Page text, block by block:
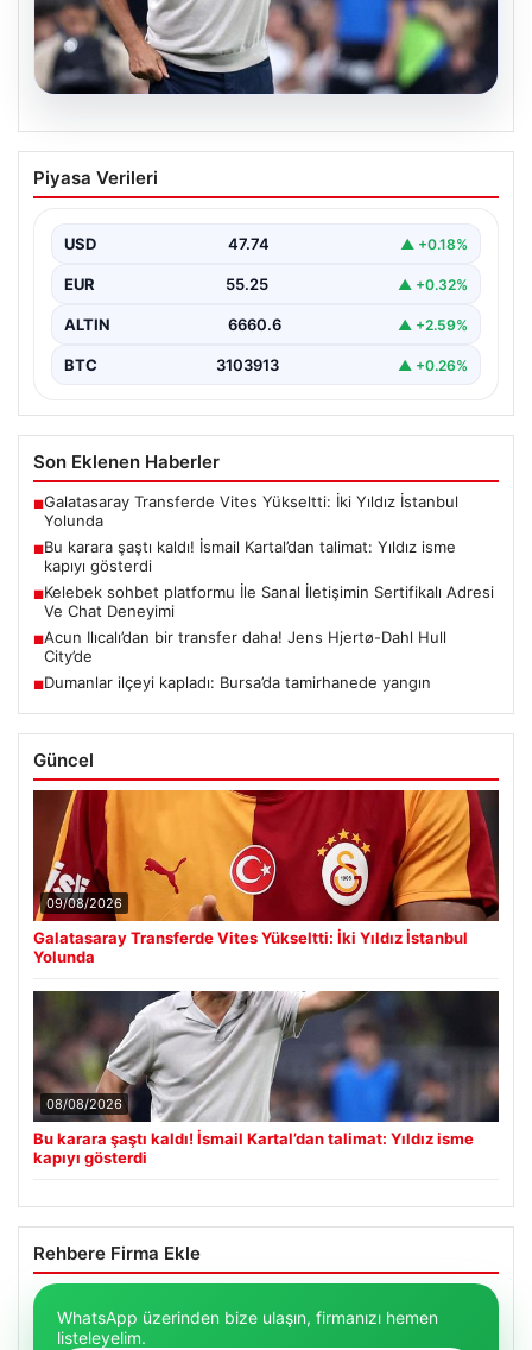
08.08.2026
Bu karara şaştı kaldı! İsmail Kartal’dan
talimat: Yıldız isme kapıyı gösterdi
Kartal'dan Kritik Talimat ve Transfer Hamleleri",
"content": "Fenerbahçe,…
Piyasa Verileri
USD 47.74 ▲ +0.18%
EUR 55.25 ▲ +0.32%
ALTIN 6660.6 ▲ +2.59%
BTC 3103913 ▲ +0.26%
Son Eklenen Haberler
■Galatasaray Transferde Vites Yükseltti: İki Yıldız İstanbul
Yolunda
■Bu karara şaştı kaldı! İsmail Kartal’dan talimat: Yıldız isme
kapıyı gösterdi
■Kelebek sohbet platformu İle Sanal İletişimin Sertifikalı Adresi
Ve Chat Deneyimi
■Acun Ilıcalı’dan bir transfer daha! Jens Hjertø-Dahl Hull
City’de
■Dumanlar ilçeyi kapladı: Bursa’da tamirhanede yangın
Güncel
09/08/2026
Galatasaray Transferde Vites Yükseltti: İki Yıldız İstanbul
Yolunda
08/08/2026
Bu karara şaştı kaldı! İsmail Kartal’dan talimat: Yıldız isme
kapıyı gösterdi
Rehbere Firma Ekle
WhatsApp üzerinden bize ulaşın, firmanızı hemen
listeleyelim.